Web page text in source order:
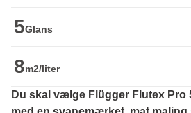
5Glans
8m2/liter
Du skal vælge Flügger Flutex Pro